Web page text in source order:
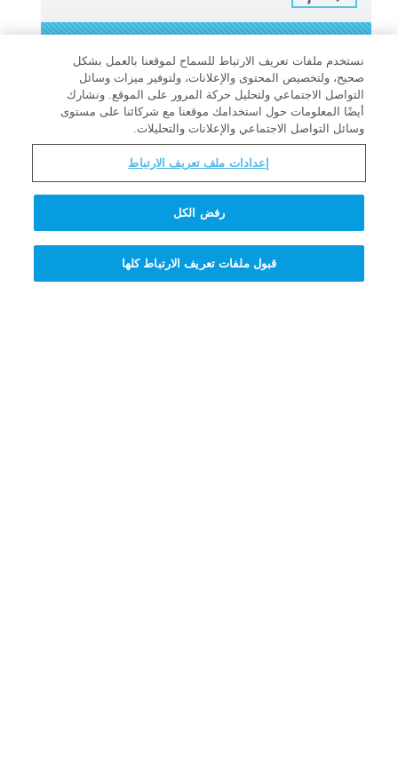
آلة أسئلة وأجوبة الأستاذ كوانتوم
لمَ يريدنا يسوع أن نتبعه؟
نستخدم ملفات تعريف الارتباط للسماح لموقعنا بالعمل بشكل
صحيح، ولتخصيص المحتوى والإعلانات، ولتوفير ميزات وسائل
التواصل الاجتماعي ولتحليل حركة المرور على الموقع. ونشارك
أيضًا المعلومات حول استخدامك موقعنا مع شركائنا على مستوى
وسائل التواصل الاجتماعي والإعلانات والتحليلات.
إعدادات ملف تعريف الارتباط
رفض الكل
قبول ملفات تعريف الارتباط كلها